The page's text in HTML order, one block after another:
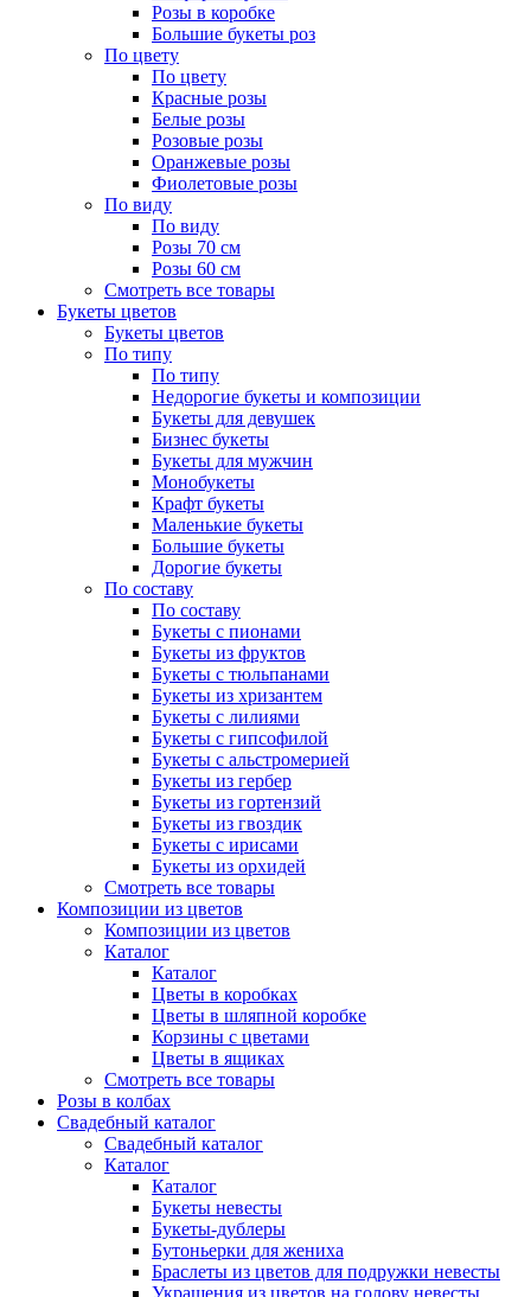
Розы в коробке
Большие букеты роз
По цвету
По цвету
Красные розы
Белые розы
Розовые розы
Оранжевые розы
Фиолетовые розы
По виду
По виду
Розы 70 см
Розы 60 см
Смотреть все товары
Букеты цветов
Букеты цветов
По типу
По типу
Недорогие букеты и композиции
Букеты для девушек
Бизнес букеты
Букеты для мужчин
Монобукеты
Крафт букеты
Маленькие букеты
Большие букеты
Дорогие букеты
По составу
По составу
Букеты с пионами
Букеты из фруктов
Букеты с тюльпанами
Букеты из хризантем
Букеты с лилиями
Букеты с гипсофилой
Букеты с альстромерией
Букеты из гербер
Букеты из гортензий
Букеты из гвоздик
Букеты с ирисами
Букеты из орхидей
Смотреть все товары
Композиции из цветов
Композиции из цветов
Каталог
Каталог
Цветы в коробках
Цветы в шляпной коробке
Корзины с цветами
Цветы в ящиках
Смотреть все товары
Розы в колбах
Свадебный каталог
Свадебный каталог
Каталог
Каталог
Букеты невесты
Букеты-дублеры
Бутоньерки для жениха
Браслеты из цветов для подружки невесты